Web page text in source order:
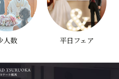
人数 平日フェア